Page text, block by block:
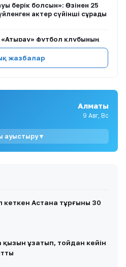
берік болсын»: Өзінен 25
актер сүйінші сұрады
футбол клубының
тағайындалды
баланы қауіпті жағдайдан
анасы: 20 млн теңге —
жазбалар
Алматы
9 Авг, Вс
ауыстыру ▾
кеткен Астана тұрғыны 30
ұзатып, тойдан кейін